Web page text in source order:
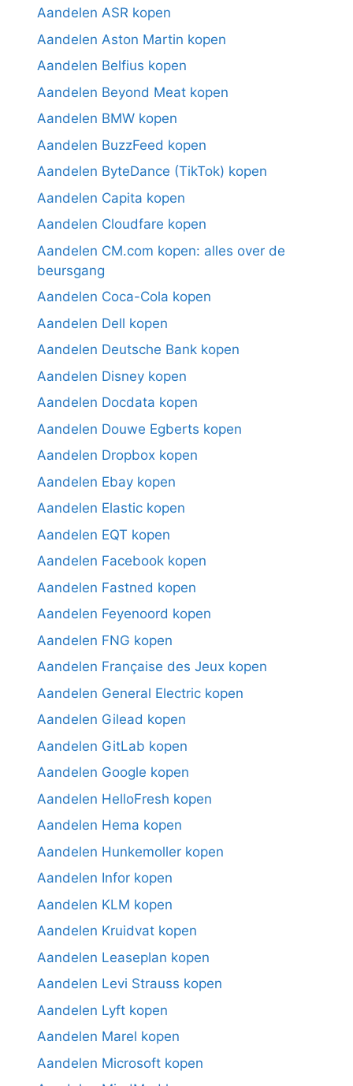
Aandelen ASR kopen
Aandelen Aston Martin kopen
Aandelen Belfius kopen
Aandelen Beyond Meat kopen
Aandelen BMW kopen
Aandelen BuzzFeed kopen
Aandelen ByteDance (TikTok) kopen
Aandelen Capita kopen
Aandelen Cloudfare kopen
Aandelen CM.com kopen: alles over de
beursgang
Aandelen Coca-Cola kopen
Aandelen Dell kopen
Aandelen Deutsche Bank kopen
Aandelen Disney kopen
Aandelen Docdata kopen
Aandelen Douwe Egberts kopen
Aandelen Dropbox kopen
Aandelen Ebay kopen
Aandelen Elastic kopen
Aandelen EQT kopen
Aandelen Facebook kopen
Aandelen Fastned kopen
Aandelen Feyenoord kopen
Aandelen FNG kopen
Aandelen Française des Jeux kopen
Aandelen General Electric kopen
Aandelen Gilead kopen
Aandelen GitLab kopen
Aandelen Google kopen
Aandelen HelloFresh kopen
Aandelen Hema kopen
Aandelen Hunkemoller kopen
Aandelen Infor kopen
Aandelen KLM kopen
Aandelen Kruidvat kopen
Aandelen Leaseplan kopen
Aandelen Levi Strauss kopen
Aandelen Lyft kopen
Aandelen Marel kopen
Aandelen Microsoft kopen